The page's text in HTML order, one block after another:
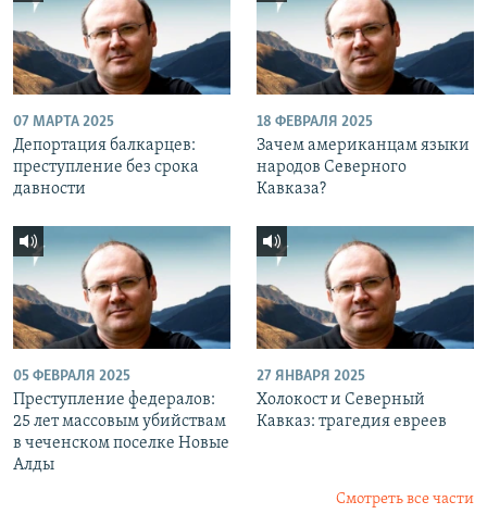
07 МАРТА 2025
Депортация балкарцев:
преступление без срока
давности
18 ФЕВРАЛЯ 2025
Зачем американцам языки
народов Северного
Кавказа?
05 ФЕВРАЛЯ 2025
Преступление федералов:
25 лет массовым убийствам
в чеченском поселке Новые
Алды
27 ЯНВАРЯ 2025
Холокост и Северный
Кавказ: трагедия евреев
Смотреть все части